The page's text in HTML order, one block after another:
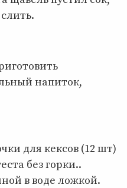
напиток,
для кексов (12 шт)
без горки..
в воде ложкой.